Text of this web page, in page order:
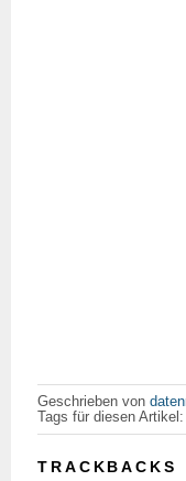
Geschrieben von
Tags für diesen
TRACKBACKS